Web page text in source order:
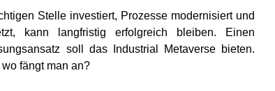
Stelle investiert, Prozesse modernisiert und
kann langfristig erfolgreich bleiben. Einen
soll das Industrial Metaverse bieten.
fängt man an?
into Energy Savings